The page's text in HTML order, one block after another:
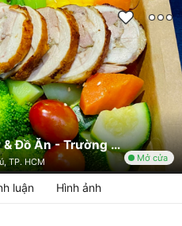
Bếp Nhà Lin - Salad Healthy & Đồ Ăn - Trường Chinh
TP. HCM Mở cửa
luận Hình ảnh